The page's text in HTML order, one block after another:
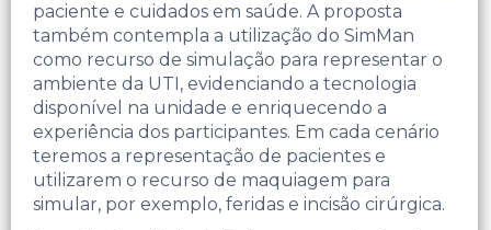
paciente e cuidados em saúde. ​A proposta
também contempla a utilização do SimMan
como recurso de simulação para representar o
ambiente da UTI, evidenciando a tecnologia
disponível na unidade e enriquecendo a
experiência dos participantes.​ Em cada cenário
teremos a representação de pacientes e
utilizarem o recurso de maquiagem para
simular, por exemplo, feridas e incisão cirúrgica. ​